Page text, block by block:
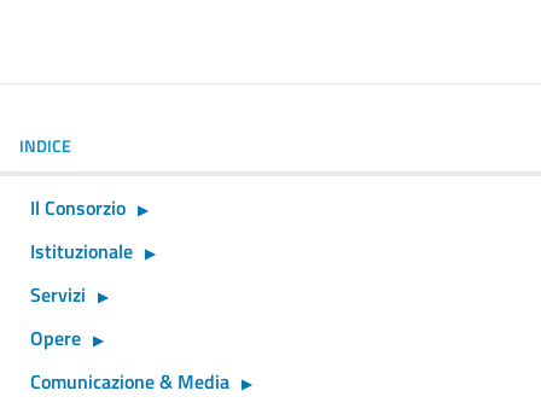
INDICE
Il Consorzio
Istituzionale
Servizi
Opere
Comunicazione & Media